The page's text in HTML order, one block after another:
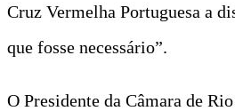
Cruz Vermelha Portuguesa a
que fosse necessário”.
O Presidente da Câmara de